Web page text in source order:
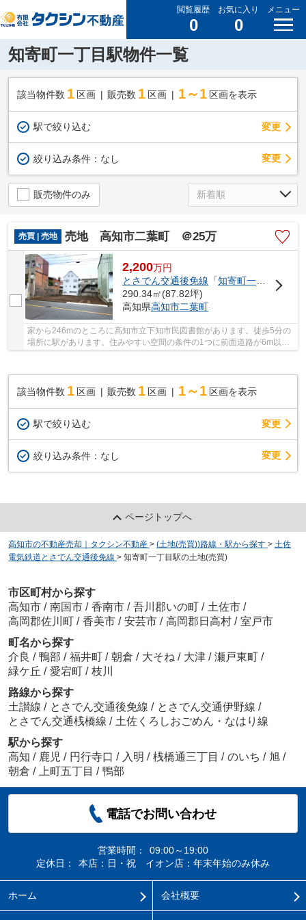
閲覧履歴
0
お気に入り
0
メニュー
知寄町一丁目駅物件一覧
該当物件数 1 区画 販売数 1 区画 1～1 区画を表示
駅で絞り込む 変更
絞り込み条件： なし 変更
販売物件のみ
売買 | 売地 売地 高知市二葉町 ＠25万
2,200万円
とさでん交通後免線 「知寄町一丁目
」駅
290.34㎡(87.82坪)
高知県高知市二葉町
家から246mのところに高知市立下知市民図書館があります。徒歩5分の
場所に駅があります。住みやすい空間の条件の1つに前面道路が6m以上
該当物件数 1 区画 販売数 1 区画 1～1 区画を表示
駅で絞り込む 変更
絞り込み条件： なし 変更
ページトップへ
高知市の不動産売却｜タクシン不動産 > (土地(売買))路線・駅から探す > 土佐
電気鉄道とさでん交通後免線 > 知寄町一丁目駅の土地(売買)
市区町村から探す
高知市 / 南国市 / 香南市 / 吾川郡いの町 / 土佐市 /
高岡郡佐川町 / 香美市 / 安芸市 / 高岡郡日高村 / 室戸市
町名から探す
介良 / 鴨部 / 福井町 / 朝倉 / 大そね / 大津 / 瀬戸東町 /
緑ケ丘 / 愛宕町 / 枝川
路線から探す
土讃線 / とさでん交通後免線 / とさでん交通伊野線 /
とさでん交通桟橋線 / 土佐くろしおごめん・なはり線
駅から探す
高知 / 鹿児 / 円行寺口 / 入明 / 桟橋通三丁目 / のいち / 旭 /
朝倉 / 上町五丁目 / 鴨部
電話でお問い合わせ
営業時間：
09:00～19:00
定休日：
本店：日・祝 イオン店：年末年始のみ休み
ホーム 会社概要